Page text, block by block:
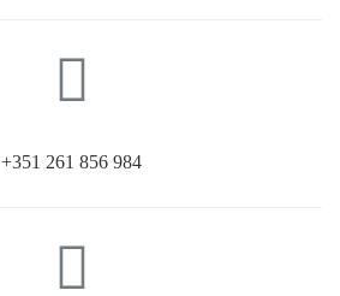
+351 261 856 984